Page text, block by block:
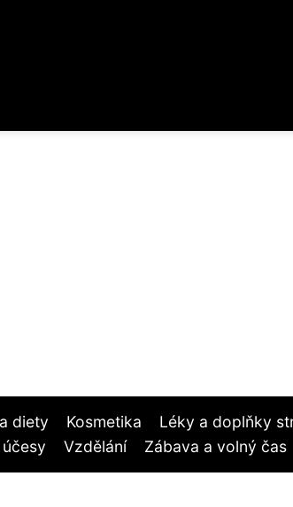
diety Kosmetika Léky a doplňky
Vzdělání Zábava a volný čas